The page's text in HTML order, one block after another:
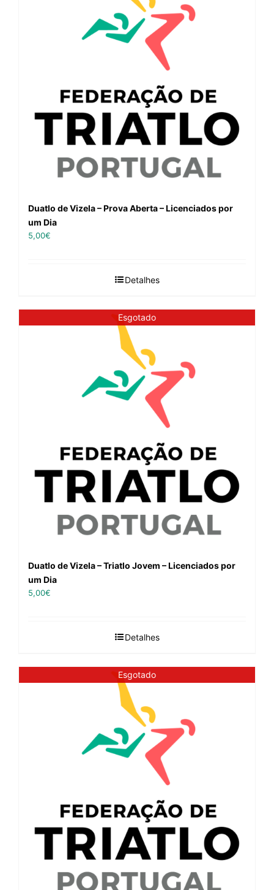
Duatlo de Vizela – Prova Aberta – Licenciados por
um Dia
5,00€
Detalhes
Esgotado
Duatlo de Vizela – Triatlo Jovem – Licenciados por
um Dia
5,00€
Detalhes
Esgotado